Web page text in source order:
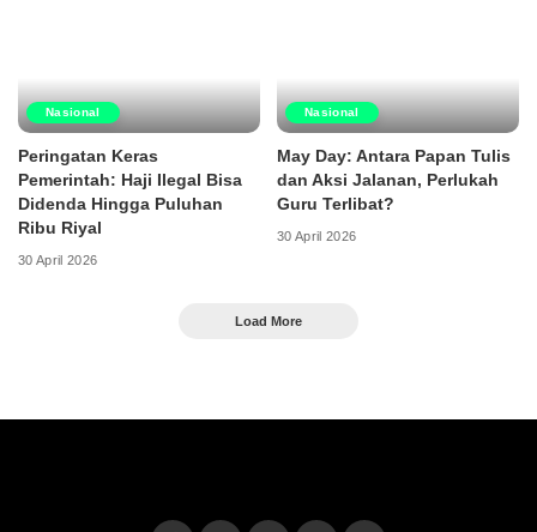
Nasional
Peringatan Keras
Pemerintah: Haji Ilegal Bisa
Didenda Hingga Puluhan
Ribu Riyal
30 April 2026
Nasional
May Day: Antara Papan Tulis
dan Aksi Jalanan, Perlukah
Guru Terlibat?
30 April 2026
Load More